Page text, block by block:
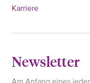
Karriere
Newsletter